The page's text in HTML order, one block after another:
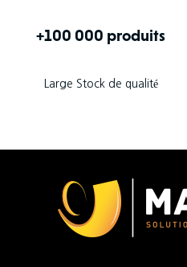
+100 000 produits
Large Stock de qualité